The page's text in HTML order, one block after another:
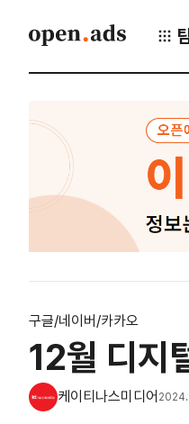
구글/네이버/카카오
12월 디지
케이티나스미디어